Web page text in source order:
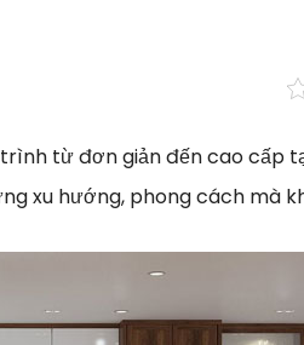
từ đơn giản đến cao cấp tại
xu hướng, phong cách mà